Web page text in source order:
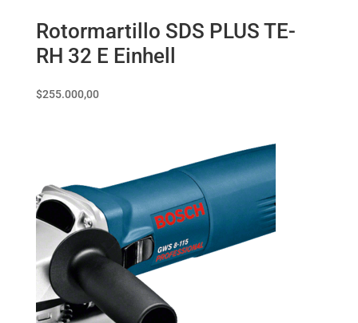
Rotormartillo SDS PLUS TE-
RH 32 E Einhell
$255.000,00